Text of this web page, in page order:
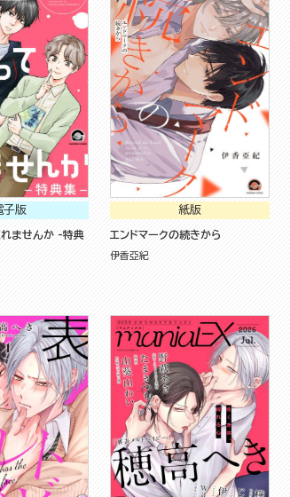
子版
れませんか -特典
紙版
エンドマークの続きから
伊香亞紀